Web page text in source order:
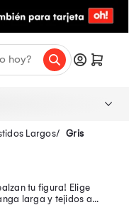
Largos Gris
tu figura! Elige
larga y tejidos a